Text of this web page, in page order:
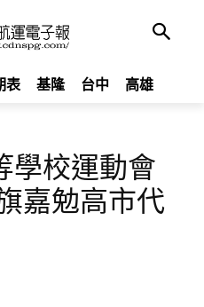
表 基隆 台中 高雄
學校運動會
嘉勉高市代